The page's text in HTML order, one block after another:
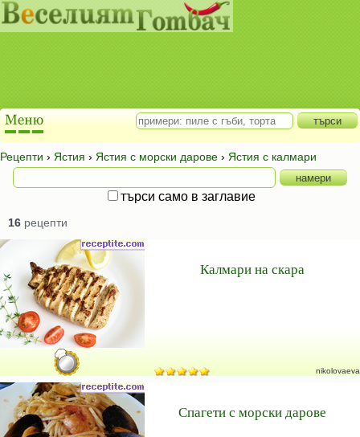
Рецепти › Ястия › Ястия с морски дарове › Ястия с калмари
търси само в заглавие
16 рецепти
Калмари на скара
nikolovaeva
Спагети с морски дарове